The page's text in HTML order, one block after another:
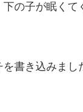
の子が眠くて
書き込みまし